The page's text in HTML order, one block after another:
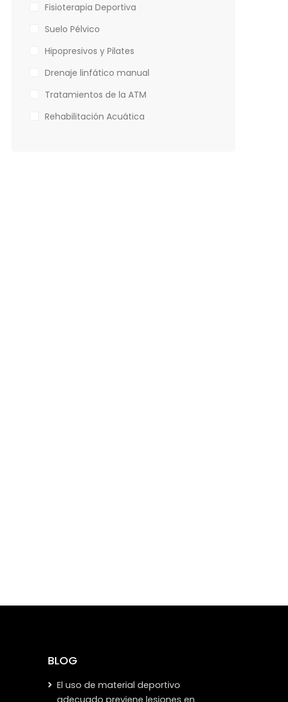
Fisioterapia Deportiva
Suelo Pélvico
Hipopresivos y Pilates
Drenaje linfático manual
Tratamientos de la ATM
Rehabilitación Acuática
BLOG
El uso de material deportivo
adecuado previene lesiones en